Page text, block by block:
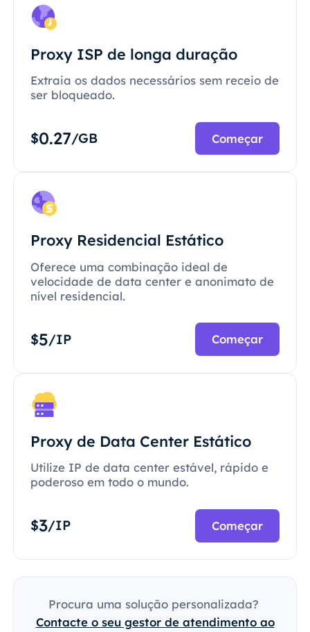
Proxy ISP de longa duração
Extraia os dados necessários sem receio de
ser bloqueado.
$0.27/GB Começar
Proxy Residencial Estático
Oferece uma combinação ideal de
velocidade de data center e anonimato de
nível residencial.
$5/IP Começar
Proxy de Data Center Estático
Utilize IP de data center estável, rápido e
poderoso em todo o mundo.
$3/IP Começar
Procura uma solução personalizada?
Contacte o seu gestor de atendimento ao